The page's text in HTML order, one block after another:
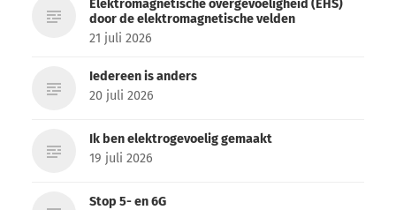
Elektromagnetische overgevoeligheid (EHS)
door de elektromagnetische velden
21 juli 2026
Iedereen is anders
20 juli 2026
Ik ben elektrogevoelig gemaakt
19 juli 2026
Stop 5- en 6G